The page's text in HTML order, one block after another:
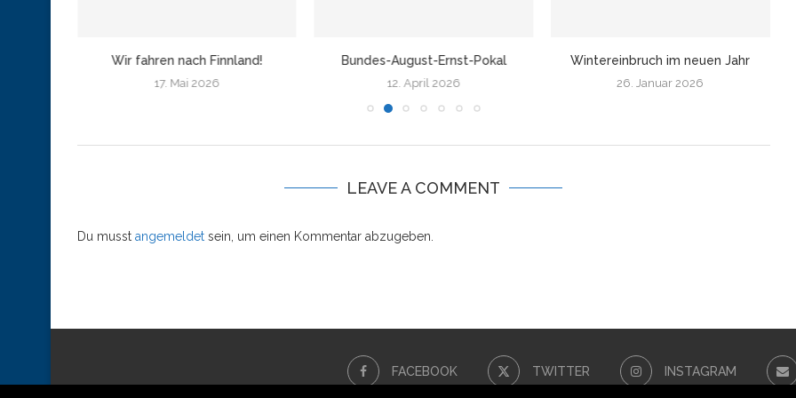
Wir fahren nach Finnland!
17. Mai 2026
Bundes-August-Ernst-Pokal
12. April 2026
Wintereinbruch im neuen Jahr
26. Januar 2026
LEAVE A COMMENT
Du musst angemeldet sein, um einen Kommentar abzugeben.
FACEBOOK TWITTER INSTAGRAM